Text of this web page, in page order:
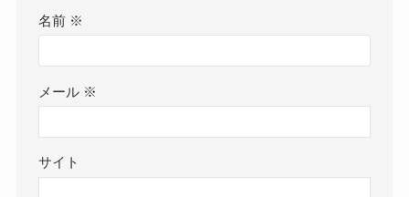
名前 ※
メール ※
サイト